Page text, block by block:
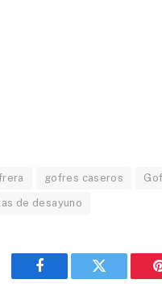
gofres caseros
de desayuno
Facebook Twitter